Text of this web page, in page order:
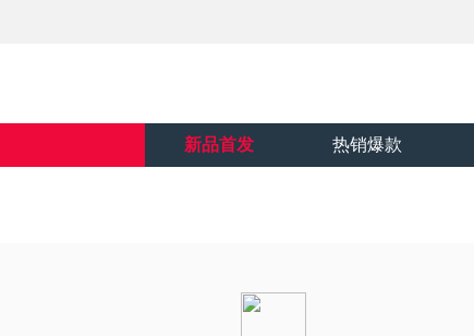
新品首发 热销爆款